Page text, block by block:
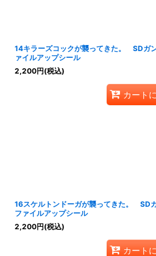
14キラーズコックが襲ってきた。 SDガ
ァイルアップシール
2,200円(税込)
カート
16スケルトンドーガが襲ってきた。 SD
ファイルアップシール
2,200円(税込)
カート